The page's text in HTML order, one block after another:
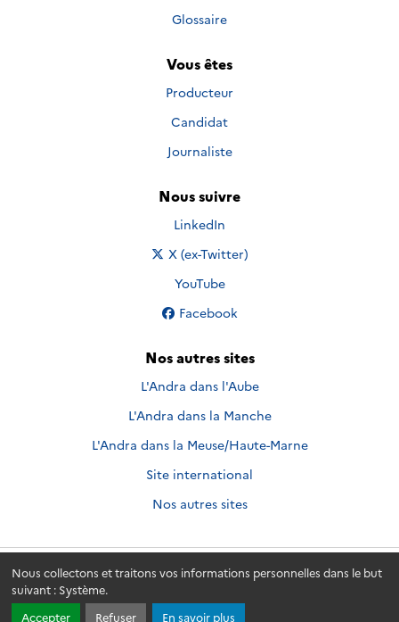
Nous collectons et traitons vos informations personnelles dans le but
suivant : Système.
Accepter
Refuser En savoir plus
Glossaire
Vous êtes
Producteur
Candidat
Journaliste
Nous suivre
Nous suivre sur
LinkedIn
Nous suivre sur
X (ex-Twitter)
Nous suivre sur
YouTube
Nous suivre sur
Facebook
Nos autres sites
L'Andra dans l'Aube
L'Andra dans la Manche
L'Andra dans la Meuse/Haute-Marne
Site international
Nos autres sites
Andra.fr © 2026 - Andra. Tous droits réservés.